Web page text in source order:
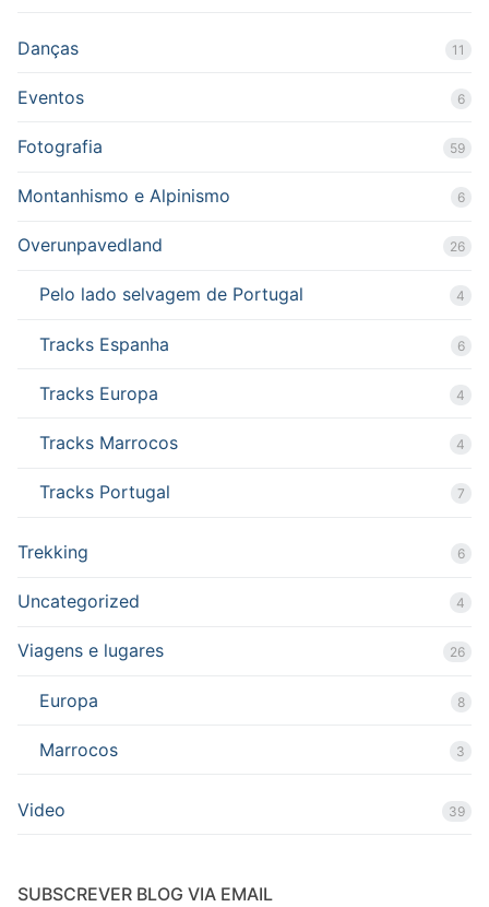
Danças 11
Eventos 6
Fotografia 59
Montanhismo e Alpinismo 6
Overunpavedland 26
Pelo lado selvagem de Portugal 4
Tracks Espanha 6
Tracks Europa 4
Tracks Marrocos 4
Tracks Portugal 7
Trekking 6
Uncategorized 4
Viagens e lugares 26
Europa 8
Marrocos 3
Video 39
SUBSCREVER BLOG VIA EMAIL